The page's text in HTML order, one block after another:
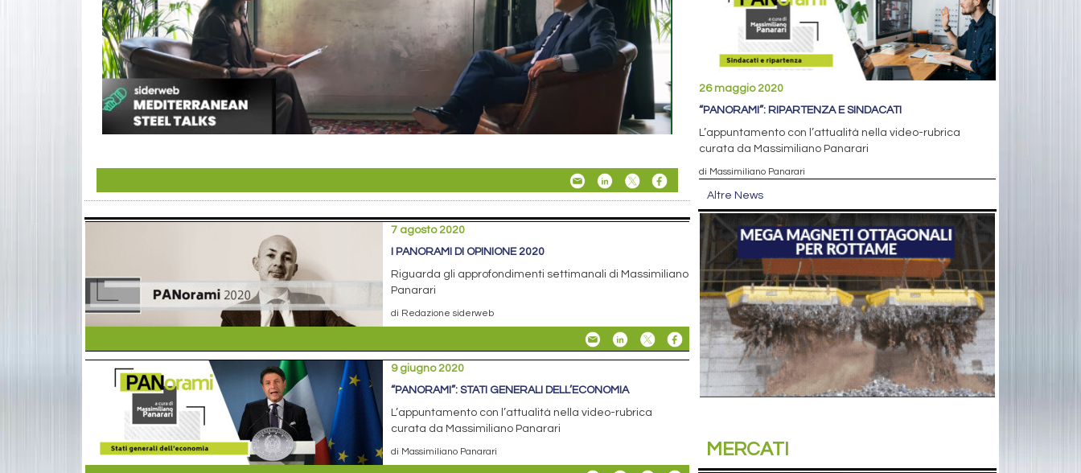
7 agosto 2020
I PANORAMI DI OPINIONE 2020
Riguarda gli approfondimenti settimanali di Massimiliano
Panarari
di Redazione siderweb
9 giugno 2020
“PANORAMI”: STATI GENERALI DELL’ECONOMIA
L’appuntamento con l’attualità nella video-rubrica
curata da Massimiliano Panarari
di Massimiliano Panarari
26 maggio 2020
“PANORAMI”: RIPARTENZA E SINDACATI
L’appuntamento con l’attualità nella video-rubrica
curata da Massimiliano Panarari
di Massimiliano Panarari
Altre News
MERCATI